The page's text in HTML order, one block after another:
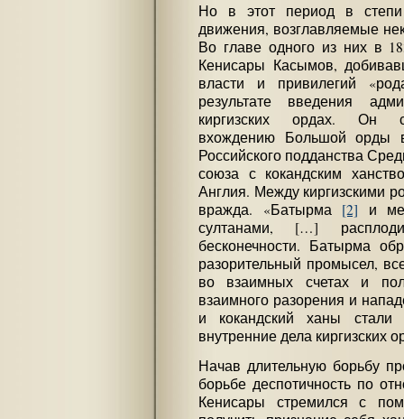
Но в этот период в степи
движения, возглавляемые
Во главе одного из них в
Кенисары Касымов,
власти и привилегий
результате введения
киргизских ордах. Он
вхождению Большой орды
Российского подданства
союза с кокандским
Англия. Между киргизскими
вражда. «Батырма [2] и
султанами, […]
бесконечности. Батырма
разорительный промысел,
во взаимных счетах и
взаимного разорения и
и кокандский ханы стали
внутренние дела киргизских
Начав длительную борьбу
борьбе деспотичность по
Кенисары стремился с